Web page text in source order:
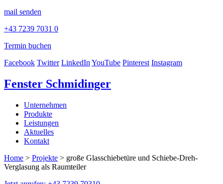
mail senden
+43 7239 7031 0
Termin buchen
Facebook Twitter LinkedInYouTube Pinterest Instagram
Fenster Schmidinger
Unternehmen
Produkte
Leistungen
Aktuelles
Kontakt
Home > Projekte > große Glasschiebetüre und Schiebe-Dreh-
Verglasung als Raumteiler